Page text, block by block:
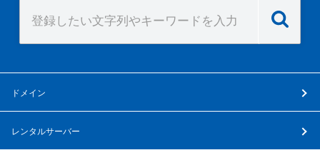
ドメイン
レンタルサーバー